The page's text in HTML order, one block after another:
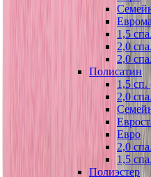
1,5
2,0
2,0
Полисатин
1,5
2,0
Евро
2,0
1,5
Полиэстер